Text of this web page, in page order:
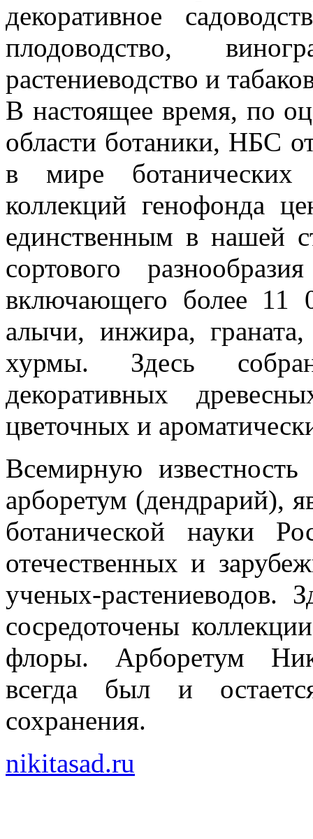
декоративное
плодоводство,
растениеводство и
В настоящее время, по
области ботаники, НБС
в мире
коллекций генофонда
единственным в нашей
сортового
включающего более 11
алычи, инжира,
хурмы. Здесь
декоративных
цветочных и
Всемирную
арборетум (дендрарий),
ботанической науки
отечественных и
ученых-растениеводов.
сосредоточены
флоры. Арборетум
всегда был и
сохранения.
nikitasad.ru